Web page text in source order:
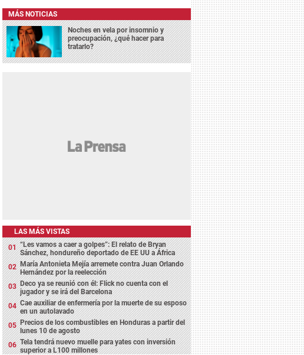
MÁS NOTICIAS
Noches en vela por insomnio y
preocupación, ¿qué hacer para
tratarlo?
LAS MÁS VISTAS
“Les vamos a caer a golpes”: El relato de Bryan
Sánchez, hondureño deportado de EE UU a África
María Antonieta Mejía arremete contra Juan Orlando
Hernández por la reelección
Deco ya se reunió con él: Flick no cuenta con el
jugador y se irá del Barcelona
Cae auxiliar de enfermería por la muerte de su esposo
en un autolavado
Precios de los combustibles en Honduras a partir del
lunes 10 de agosto
Tela tendrá nuevo muelle para yates con inversión
superior a L100 millones